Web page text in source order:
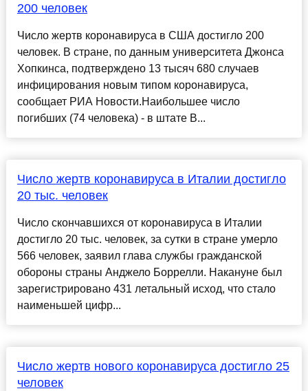
200 человек
Число жертв коронавируса в США достигло 200
человек. В стране, по данным университета Джонса
Хопкинса, подтверждено 13 тысяч 680 случаев
инфицирования новым типом коронавируса,
сообщает РИА Новости.Наибольшее число
погибших (74 человека) - в штате В...
Число жертв коронавируса в Италии достигло
20 тыс. человек
Число скончавшихся от коронавируса в Италии
достигло 20 тыс. человек, за сутки в стране умерло
566 человек, заявил глава службы гражданской
обороны страны Анджело Боррелли. Накануне был
зарегистрировано 431 летальный исход, что стало
наименьшей цифр...
Число жертв нового коронавируса достигло 25
человек